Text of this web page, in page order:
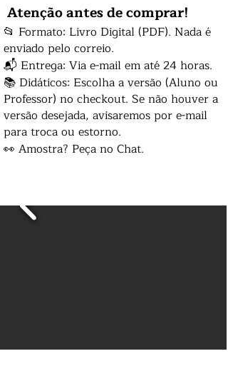
Atenção antes de comprar!
📂 Formato: Livro Digital (PDF). Nada é
enviado pelo correio.
📬 Entrega: Via e-mail em até 24 horas.
📚 Didáticos: Escolha a versão (Aluno ou
Professor) no checkout. Se não houver a
versão desejada, avisaremos por e-mail
para troca ou estorno.
👀 Amostra? Peça no Chat.